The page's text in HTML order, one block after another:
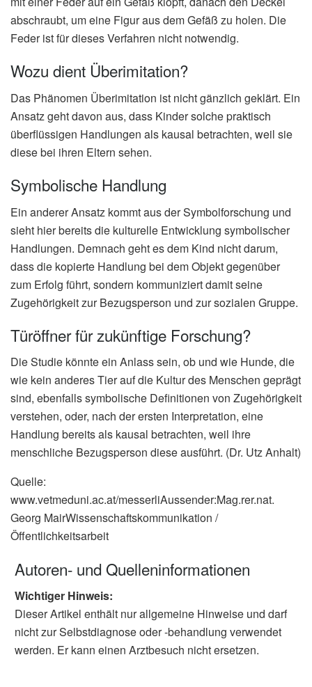
abschraubt, um eine Figur aus dem Gefäß zu holen. Die
Feder ist für dieses Verfahren nicht notwendig.
Wozu dient Überimitation?
Das Phänomen Überimitation ist nicht gänzlich geklärt. Ein
Ansatz geht davon aus, dass Kinder solche praktisch
überflüssigen Handlungen als kausal betrachten, weil sie
diese bei ihren Eltern sehen.
Symbolische Handlung
Ein anderer Ansatz kommt aus der Symbolforschung und
sieht hier bereits die kulturelle Entwicklung symbolischer
Handlungen. Demnach geht es dem Kind nicht darum,
dass die kopierte Handlung bei dem Objekt gegenüber
zum Erfolg führt, sondern kommuniziert damit seine
Zugehörigkeit zur Bezugsperson und zur sozialen Gruppe.
Türöffner für zukünftige Forschung?
Die Studie könnte ein Anlass sein, ob und wie Hunde, die
wie kein anderes Tier auf die Kultur des Menschen geprägt
sind, ebenfalls symbolische Definitionen von Zugehörigkeit
verstehen, oder, nach der ersten Interpretation, eine
Handlung bereits als kausal betrachten, weil ihre
menschliche Bezugsperson diese ausführt. (Dr. Utz Anhalt)
Quelle:
www.vetmeduni.ac.at/messerliAussender:Mag.rer.nat.
Georg MairWissenschaftskommunikation /
Öffentlichkeitsarbeit
Autoren- und Quelleninformationen
Wichtiger Hinweis:
Dieser Artikel enthält nur allgemeine Hinweise und darf
nicht zur Selbstdiagnose oder -behandlung verwendet
werden. Er kann einen Arztbesuch nicht ersetzen.